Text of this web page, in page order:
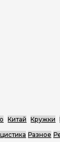
Китай Кружки
Разное